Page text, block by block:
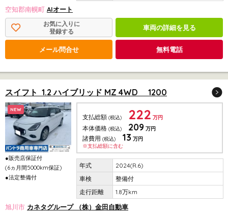
空知郡南幌町 AIオート
お気に入りに
登録する
車両の詳細を見る
メール問合せ 無料電話
スイフト 1.2 ハイブリッド MZ 4WD 1200
NEW
●販売店保証付
(6ヵ月間5000km保証)
●法定整備付
支払総額 (税込) 222 万円
本体価格 (税込) 209 万円
諸費用 (税込) 13 万円
※支払総額に含む
2024(R.6)
整備付
1.8万km
旭川市 カネタグループ （株）金田自動車